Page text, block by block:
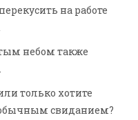
на работе
небом также
только хотите
свиданием?